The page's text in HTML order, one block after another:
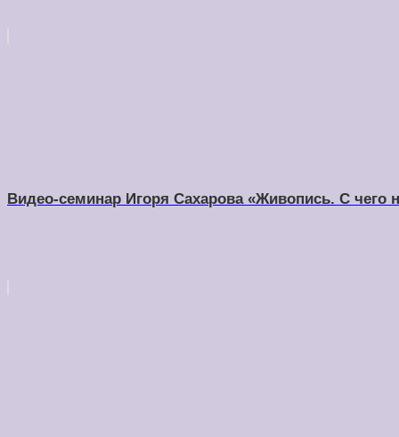
Видео-семинар Игоря Сахарова «Живопись. С чего